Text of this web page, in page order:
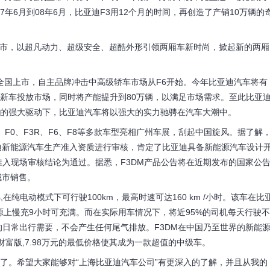
6月到08年6月，比亚迪F3用12个月的时间，再创造了产销10万辆的
超凡动力、超级安全、超酷外形引领两厢车新时尚，掀起新的两厢
市，自主品牌冲击中高级轿车市场从F6开始。今年比亚迪汽车将有
车投放市场，同时将产能提升到80万辆，以满足市场需求。至此比亚
大驱动下，比亚迪汽车将以强大的实力驰骋在汽车大潮中。
F3R、F6、F8等多款车型亮相广州车展，刮起中国旋风。据了解
能源汽车生产准入资质进行审核，肯定了比亚迪具备新能源汽车设计
现场审核结论为通过。据悉，F3DM产品公告将在近期发布的国家公告
销售。
电动模式下可行驶100km，最高时速可达160 km /小时。该车在比
慢充9小时可充满。而在实际用车情况下，将近95%的司机每天行驶不
常出行需要，不会产生任何尾气排放。F3DM在中国乃至世界的新能源
版,7.98万元的最低价格使其成为一款超值的中级车。
希望大家能够对“上海比亚迪汽车公司”有更深入的了解，并且从我的